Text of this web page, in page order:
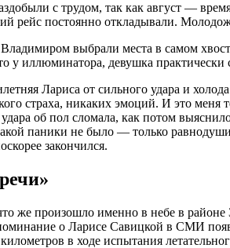
с трудом, так как август —
рейс постоянно откладывали.
выбрали места в самом
у иллюминатора, девушка практически
Лариса от сильного удара и
страха, никаких эмоций. И это
об пол сломала, как потом
паники не было — только
закончился.
же произошло именно в небе в районе
о Ларисе Савицкой в СМИ
в ходе испытания